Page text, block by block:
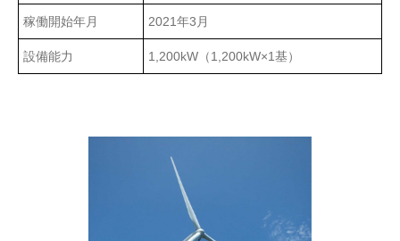
稼働開始年月 2021年3月
設備能力 1,200kW（1,200kW×1基）